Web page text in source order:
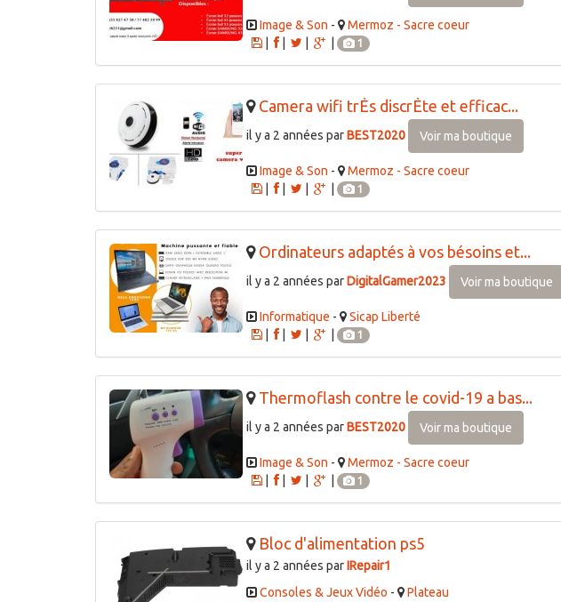
Image & Son -
Mermoz - Sacre coeur
|
1
Camera wifi trÈs discrÈte et efficac...
il y a 2 années parBEST2020 Voir ma boutique
Image & Son -
Mermoz - Sacre coeur
|
1
Ordinateurs adaptés à vos bésoins et...
il y a 2 années parDigitalGamer2023 Voir ma boutique
Informatique -
Sicap Liberté
|
1
Thermoflash contre le covid-19 a bas...
il y a 2 années parBEST2020 Voir ma boutique
Image & Son -
Mermoz - Sacre coeur
|
1
Bloc d'alimentation ps5
il y a 2 années parIRepair1
Consoles & Jeux Vidéo -
Plateau